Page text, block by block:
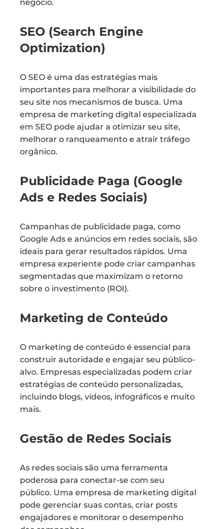
negócio.
SEO (Search Engine
Optimization)
O SEO é uma das estratégias mais
importantes para melhorar a visibilidade do
seu site nos mecanismos de busca. Uma
empresa de marketing digital especializada
em SEO pode ajudar a otimizar seu site,
melhorar o ranqueamento e atrair tráfego
orgânico.
Publicidade Paga (Google
Ads e Redes Sociais)
Campanhas de publicidade paga, como
Google Ads e anúncios em redes sociais, são
ideais para gerar resultados rápidos. Uma
empresa experiente pode criar campanhas
segmentadas que maximizam o retorno
sobre o investimento (ROI).
Marketing de Conteúdo
O marketing de conteúdo é essencial para
construir autoridade e engajar seu público-
alvo. Empresas especializadas podem criar
estratégias de conteúdo personalizadas,
incluindo blogs, vídeos, infográficos e muito
mais.
Gestão de Redes Sociais
As redes sociais são uma ferramenta
poderosa para conectar-se com seu
público. Uma empresa de marketing digital
pode gerenciar suas contas, criar posts
engajadores e monitorar o desempenho